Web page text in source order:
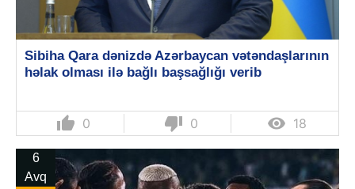
Sibiha Qara dənizdə Azərbaycan vətəndaşlarının
həlak olması ilə bağlı başsağlığı verib
thumb_up 0 thumb_down 0  18
6
Avq